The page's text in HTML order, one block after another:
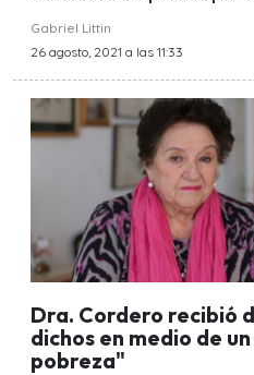
Gabriel Littin
26 agosto, 2021 a las 11:33
Dra. Cordero recibió
dichos en medio de
pobreza"